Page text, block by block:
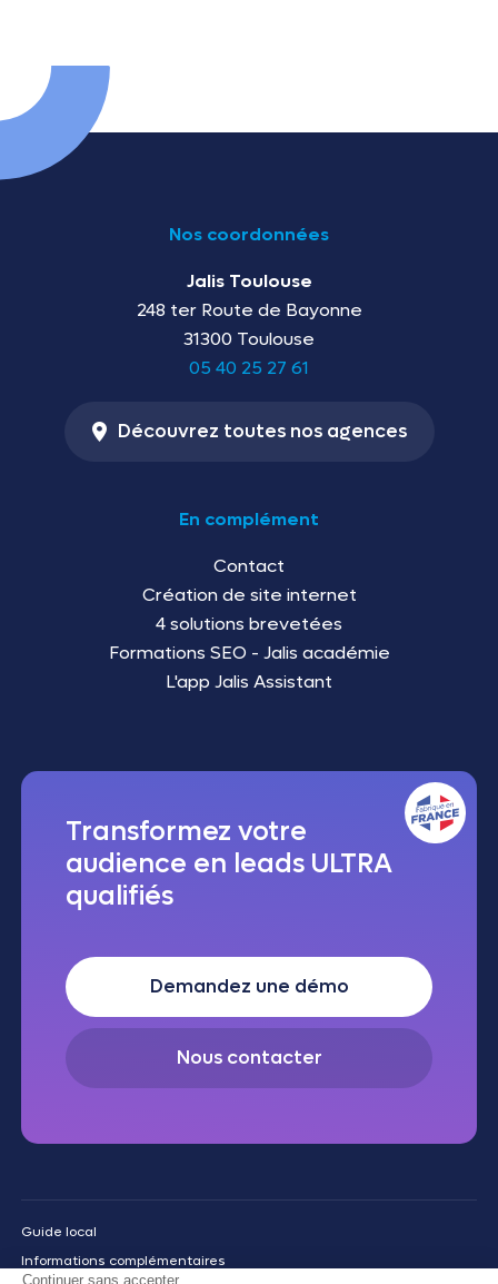
Nos coordonnées
Jalis Toulouse
248 ter Route de Bayonne
31300 Toulouse
05 40 25 27 61
Découvrez toutes nos agences
En complément
Contact
Création de site internet
4 solutions brevetées
Formations SEO - Jalis académie
L'app Jalis Assistant
Transformez votre
audience en leads ULTRA
qualifiés
Demandez une démo
Nous contacter
Guide local
Informations complémentaires